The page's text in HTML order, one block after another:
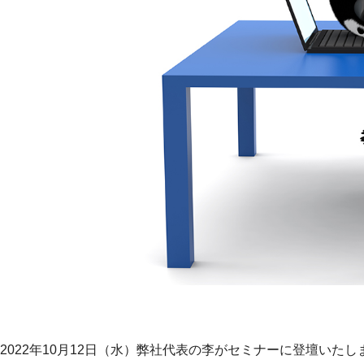
2022年10月12日（水）弊社代表の李がセミナーに登壇いたし